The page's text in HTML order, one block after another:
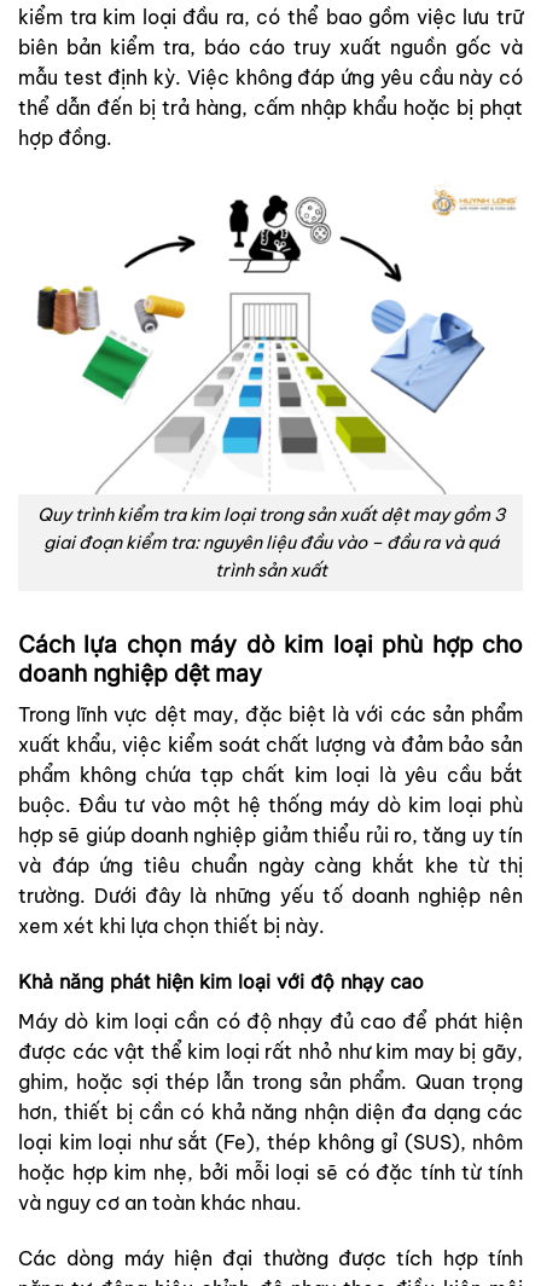
kiểm tra kim loại đầu ra, có thể bao gồm việc lưu trữ
biên bản kiểm tra, báo cáo truy xuất nguồn gốc và
mẫu test định kỳ. Việc không đáp ứng yêu cầu này có
thể dẫn đến bị trả hàng, cấm nhập khẩu hoặc bị phạt
hợp đồng.
Quy trình kiểm tra kim loại trong sản xuất dệt may gồm 3
giai đoạn kiểm tra: nguyên liệu đầu vào – đầu ra và quá
trình sản xuất
Cách lựa chọn máy dò kim loại phù hợp cho
doanh nghiệp dệt may
Trong lĩnh vực dệt may, đặc biệt là với các sản phẩm
xuất khẩu, việc kiểm soát chất lượng và đảm bảo sản
phẩm không chứa tạp chất kim loại là yêu cầu bắt
buộc. Đầu tư vào một hệ thống máy dò kim loại phù
hợp sẽ giúp doanh nghiệp giảm thiểu rủi ro, tăng uy tín
và đáp ứng tiêu chuẩn ngày càng khắt khe từ thị
trường. Dưới đây là những yếu tố doanh nghiệp nên
xem xét khi lựa chọn thiết bị này.
Khả năng phát hiện kim loại với độ nhạy cao
Máy dò kim loại cần có độ nhạy đủ cao để phát hiện
được các vật thể kim loại rất nhỏ như kim may bị gãy,
ghim, hoặc sợi thép lẫn trong sản phẩm. Quan trọng
hơn, thiết bị cần có khả năng nhận diện đa dạng các
loại kim loại như sắt (Fe), thép không gỉ (SUS), nhôm
hoặc hợp kim nhẹ, bởi mỗi loại sẽ có đặc tính từ tính
và nguy cơ an toàn khác nhau.
Các dòng máy hiện đại thường được tích hợp tính